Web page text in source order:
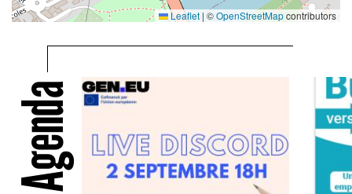
Leaflet | ©OpenStreetMapcontributors
Agenda